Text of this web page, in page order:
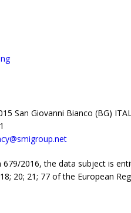
San Giovanni Bianco (BG)
2016, the data subject is
20; 21; 77 of the European